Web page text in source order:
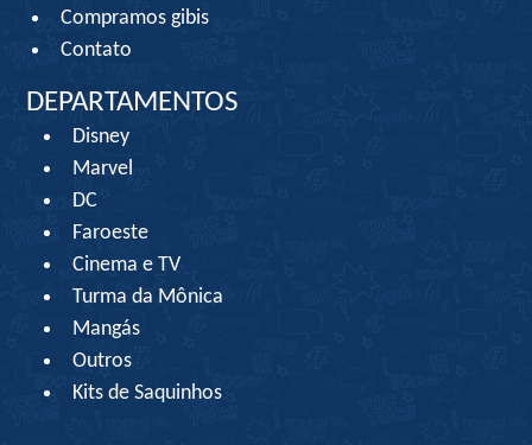
Compramos gibis
Contato
DEPARTAMENTOS
Disney
Marvel
DC
Faroeste
Cinema e TV
Turma da Mônica
Mangás
Outros
Kits de Saquinhos